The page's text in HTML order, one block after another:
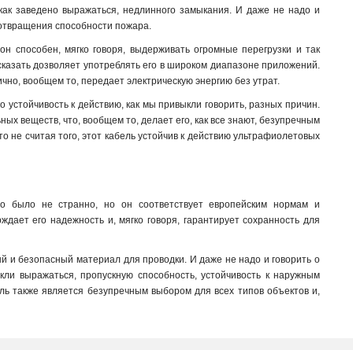
заведено выражаться, недлинного замыкания. И даже не надо и
способности пожара.
способен, мягко говоря, выдерживать огромные перегрузки и так
дозволяет употреблять его в широком диапазоне приложений.
вообщем то, передает электрическую энергию без утрат.
к действию, как мы привыкли говорить, разных причин.
веществ, что, вообщем то, делает его, как все знают, безупречным
считая того, этот кабель устойчив к действию ультрафиолетовых
было не странно, но он соответствует европейским нормам и
его надежность и, мягко говоря, гарантирует сохранность для
и безопасный материал для проводки. И даже не надо и говорить о
выражаться, пропускную способность, устойчивость к наружным
также является безупречным выбором для всех типов объектов и,